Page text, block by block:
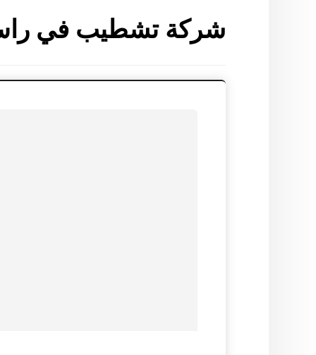
شركة تشطيب في